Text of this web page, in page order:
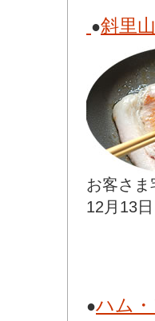
●斜里
お客さま
12月13
●ハム